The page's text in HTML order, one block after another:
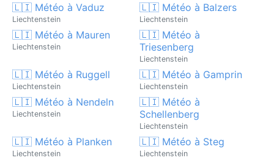
🇱🇮 Météo à Vaduz
Liechtenstein
🇱🇮 Météo à Balzers
Liechtenstein
🇱🇮 Météo à Mauren
Liechtenstein
🇱🇮 Météo à
Triesenberg
Liechtenstein
🇱🇮 Météo à Ruggell
Liechtenstein
🇱🇮 Météo à Gamprin
Liechtenstein
🇱🇮 Météo à Nendeln
Liechtenstein
🇱🇮 Météo à
Schellenberg
Liechtenstein
🇱🇮 Météo à Planken
Liechtenstein
🇱🇮 Météo à Steg
Liechtenstein